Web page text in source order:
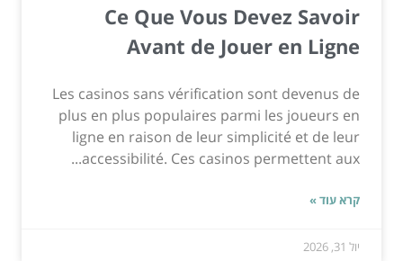
Ce Que Vous Devez Savoir
Avant de Jouer en Ligne
Les casinos sans vérification sont devenus de
plus en plus populaires parmi les joueurs en
ligne en raison de leur simplicité et de leur
accessibilité. Ces casinos permettent aux...
קרא עוד »
יול 31, 2026